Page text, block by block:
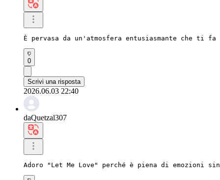
È pervasa da un'atmosfera entusiasmante che
0
Scrivi una risposta
2026.06.03 22:40
daQuetzal307
Adoro "Let Me Love" perché è piena di